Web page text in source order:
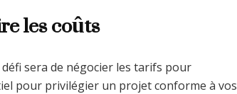
les coûts
sera de négocier les tarifs pour
pour privilégier un projet conforme à vos